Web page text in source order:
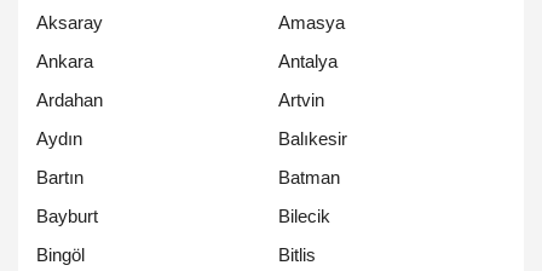
Aksaray
Amasya
Ankara
Antalya
Ardahan
Artvin
Aydın
Balıkesir
Bartın
Batman
Bayburt
Bilecik
Bingöl
Bitlis